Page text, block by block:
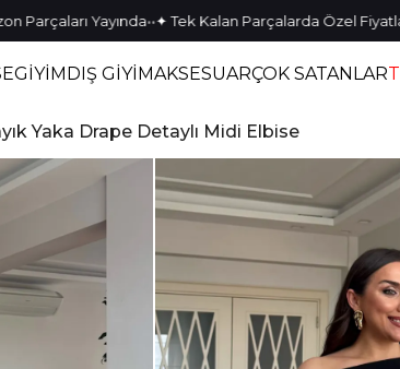
Yayında••✦ Tek Kalan Parçalarda Özel Fiyatlar••✦
GİYİMDIŞ GİYİMAKSESUARÇOK SATANLAR
Yaka Drape Detaylı Midi Elbise